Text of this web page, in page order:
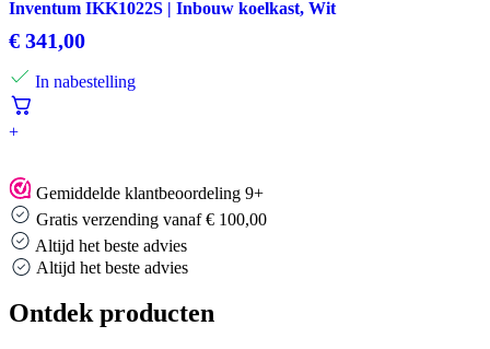
Inventum IKK1022S | Inbouw koelkast, Wit
€ 341,00
In nabestelling
+
Gemiddelde klantbeoordeling 9+
Gratis verzending vanaf € 100,00
Altijd het beste advies
Altijd het beste advies
Ontdek producten